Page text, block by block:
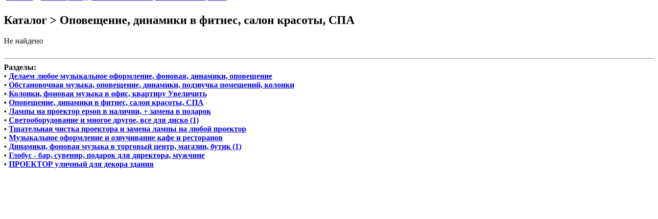
Каталог > Оповещение, динамики в фитнес, салон красоты, СПА
Не найдено
Разделы:
• Делаем любое музыкальное оформление, фоновая, динамики, оповещение
• Обстановочная музыка, оповещение, динамики, подзвучка помещений, колонки
• Колонки, фоновая музыка в офис, квартиру Увеличить
• Оповещение, динамики в фитнес, салон красоты, СПА
• Лампы на проектор epson в наличии, + замена в подарок
• Светооборудование и многое другое, все для диско (1)
• Тщательная чистка проектора и замена лампы на любой проектор
• Музыкальное оформление и озвучивание кафе и ресторанов
• Динамики, фоновая музыка в торговый центр, магазин, бутик (1)
• Глобус - бар, сувенир, подарок для директора, мужчине
• ПРОЕКТОР уличный для декора здания